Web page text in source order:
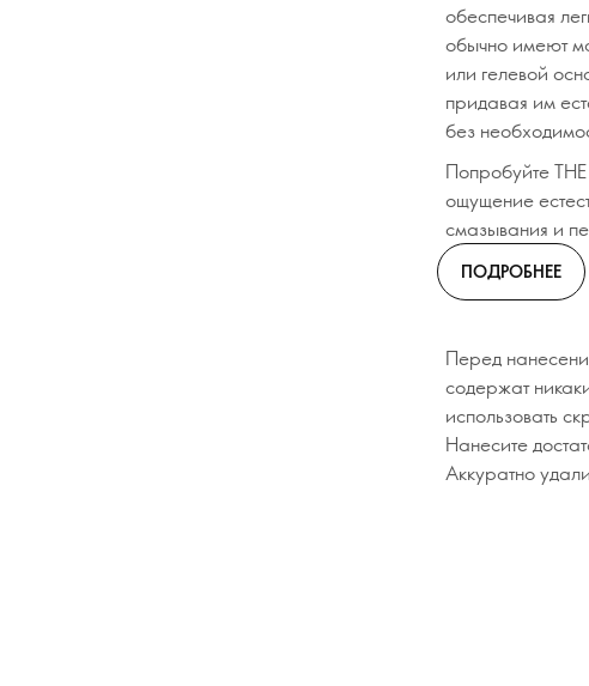
обеспечивая
обычно имеют
или гелевой
придавая им
без
Попробуйте
ощущение
смазывания и
ПОДРОБНЕЕ
Перед
содержат
использовать
Нанесите
Аккуратно